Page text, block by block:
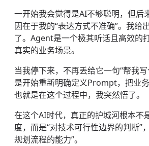
一开始我会觉得是AI不够聪明，但后
因在于我的“表达方式不准确”。我给
了。Agent是一个极其听话且高效的
真实的业务场景。
当我停下来，不再丢给它一句“帮我
是开始重新明确定义Prompt，把业务
也就是在这个过程中，我突然悟了。
在这个AI时代，真正的护城河根本不
度，而是“对技术可行性边界的判断”
规划流程的能力”。